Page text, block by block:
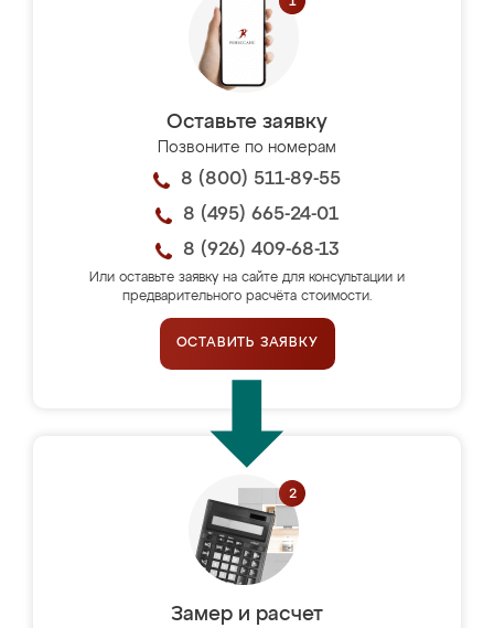
Оставьте заявку
Позвоните по номерам
8 (800) 511-89-55
8 (495) 665-24-01
8 (926) 409-68-13
Или оставьте заявку на сайте для консультации и
предварительного расчёта стоимости.
ОСТАВИТЬ ЗАЯВКУ
Замер и расчет